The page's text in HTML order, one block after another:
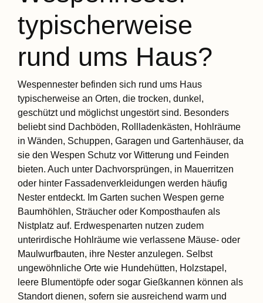
typischerweise
rund ums Haus?
Wespennester befinden sich rund ums Haus
typischerweise an Orten, die trocken, dunkel,
geschützt und möglichst ungestört sind. Besonders
beliebt sind Dachböden, Rollladenkästen, Hohlräume
in Wänden, Schuppen, Garagen und Gartenhäuser, da
sie den Wespen Schutz vor Witterung und Feinden
bieten. Auch unter Dachvorsprüngen, in Mauerritzen
oder hinter Fassadenverkleidungen werden häufig
Nester entdeckt. Im Garten suchen Wespen gerne
Baumhöhlen, Sträucher oder Komposthaufen als
Nistplatz auf. Erdwespenarten nutzen zudem
unterirdische Hohlräume wie verlassene Mäuse- oder
Maulwurfbauten, ihre Nester anzulegen. Selbst
ungewöhnliche Orte wie Hundehütten, Holzstapel,
leere Blumentöpfe oder sogar Gießkannen können als
Standort dienen, sofern sie ausreichend warm und